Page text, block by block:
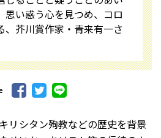
思い惑う心を見つめ、コロ
、芥川賞作家・青来有一さ
リシタン殉教などの歴史を背景